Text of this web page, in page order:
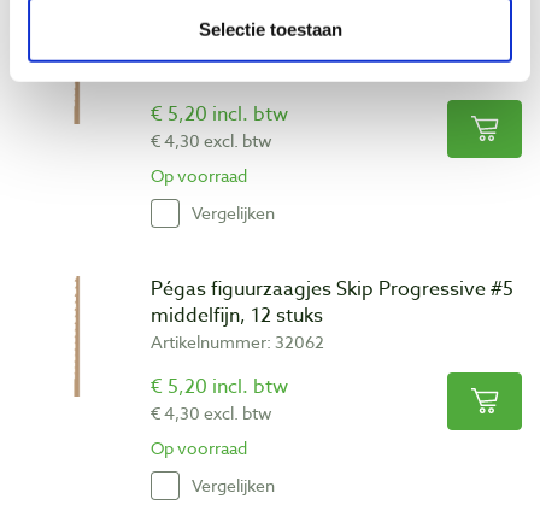
Selectie toestaan
Pégas figuurzaagjes Skip Progressive #2
fijn, 12 stuks
Artikelnummer: 32061
€ 5,20 incl. btw
€ 4,30 excl. btw
Op voorraad
Vergelijken
Pégas figuurzaagjes Skip Progressive #5
middelfijn, 12 stuks
Artikelnummer: 32062
€ 5,20 incl. btw
€ 4,30 excl. btw
Op voorraad
Vergelijken